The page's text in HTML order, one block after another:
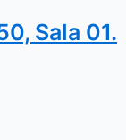
Sala 01.